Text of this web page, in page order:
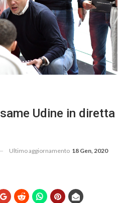
Udine in diretta
Ultimo aggiornamento 18 Gen, 2020